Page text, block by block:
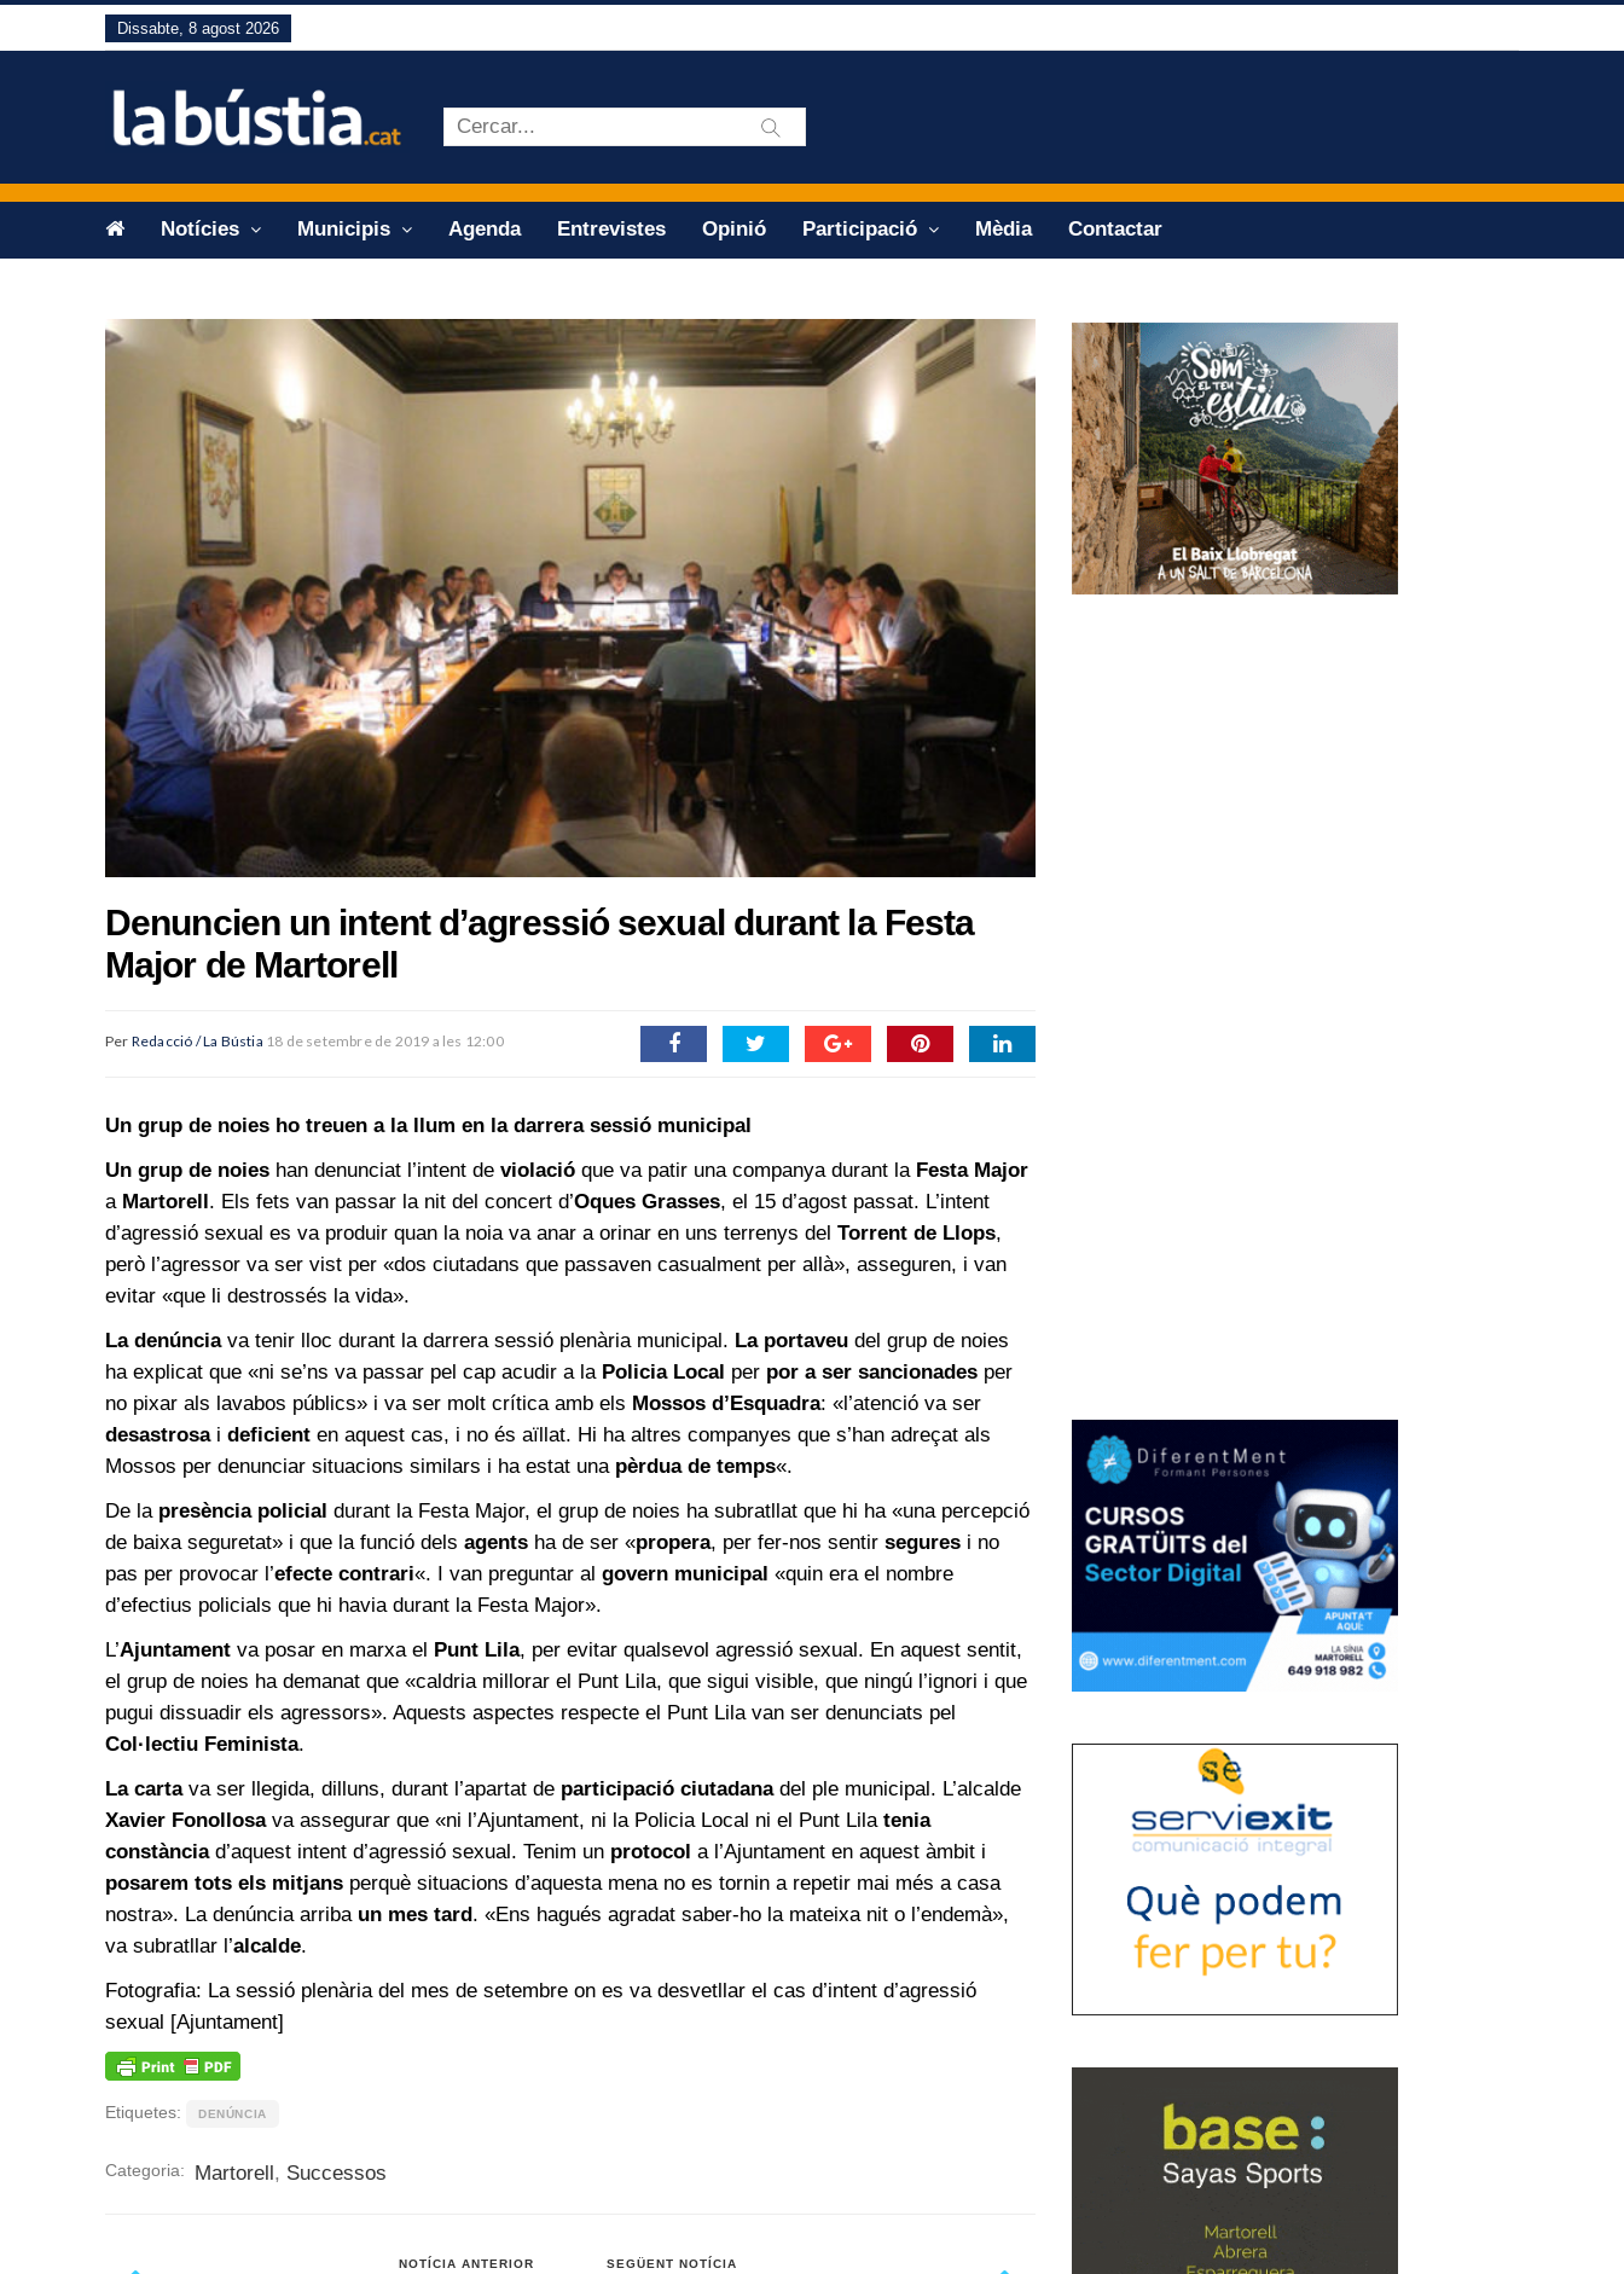
Dissabte, 8 agost 2026
Notícies Municipis Agenda Entrevistes Opinió Participació Mèdia Contactar
Denuncien un intent d’agressió sexual durant la Festa
Major de Martorell
Per Redacció / La Bústia 18 de setembre de 2019 a les 12:00
Un grup de noies ho treuen a la llum en la darrera sessió municipal
Un grup de noies han denunciat l’intent de violació que va patir una companya durant laFesta Major
a Martorell. Els fets van passar la nit del concert d’Oques Grasses, el 15 d’agost passat. L’intent
d’agressió sexual es va produir quan la noia va anar a orinar en uns terrenys del Torrent de Llops,
però l’agressor va ser vist per «dos ciutadans que passaven casualment per allà», asseguren, i van
evitar «que li destrossés la vida».
La denúnciava tenir lloc durant la darrera sessió plenària municipal. La portaveu del grup de noies
ha explicat que «ni se’ns va passar pel cap acudir a la Policia Local per por a ser sancionades per
no pixar als lavabos públics» i va ser molt crítica amb els Mossos d’Esquadra: «l’atenció va ser
desastrosai deficient en aquest cas, i no és aïllat. Hi ha altres companyes que s’han adreçat als
Mossos per denunciar situacions similars i ha estat una pèrdua de temps«.
De la presència policial durant la Festa Major, el grup de noies ha subratllat que hi ha «una percepció
de baixa seguretat» i que la funció dels agents ha de ser «propera, per fer-nos sentir segures i no
pas per provocar l’efecte contrari«. I van preguntar al govern municipal «quin era el nombre
d’efectius policials que hi havia durant la Festa Major».
L’Ajuntament va posar en marxa el Punt Lila, per evitar qualsevol agressió sexual. En aquest sentit,
el grup de noies ha demanat que «caldria millorar el Punt Lila, que sigui visible, que ningú l’ignori i que
pugui dissuadir els agressors». Aquests aspectes respecte el Punt Lila van ser denunciats pel
Col·lectiu Feminista.
La cartava ser llegida, dilluns, durant l’apartat de participació ciutadanadel ple municipal. L’alcalde
Xavier Fonollosava assegurar que «ni l’Ajuntament, ni la Policia Local ni el Punt Lila tenia
constànciad’aquest intent d’agressió sexual. Tenim un protocol a l’Ajuntament en aquest àmbit i
posarem tots els mitjans perquè situacions d’aquesta mena no es tornin a repetir mai més a casa
nostra». La denúncia arriba un mes tard. «Ens hagués agradat saber-ho la mateixa nit o l’endemà»,
va subratllar l’alcalde.
Fotografia: La sessió plenària del mes de setembre on es va desvetllar el cas d’intent d’agressió
sexual [Ajuntament]
Etiquetes: DENÚNCIA
Categoria: Martorell , Successos
NOTÍCIA ANTERIOR SEGÜENT NOTÍCIA